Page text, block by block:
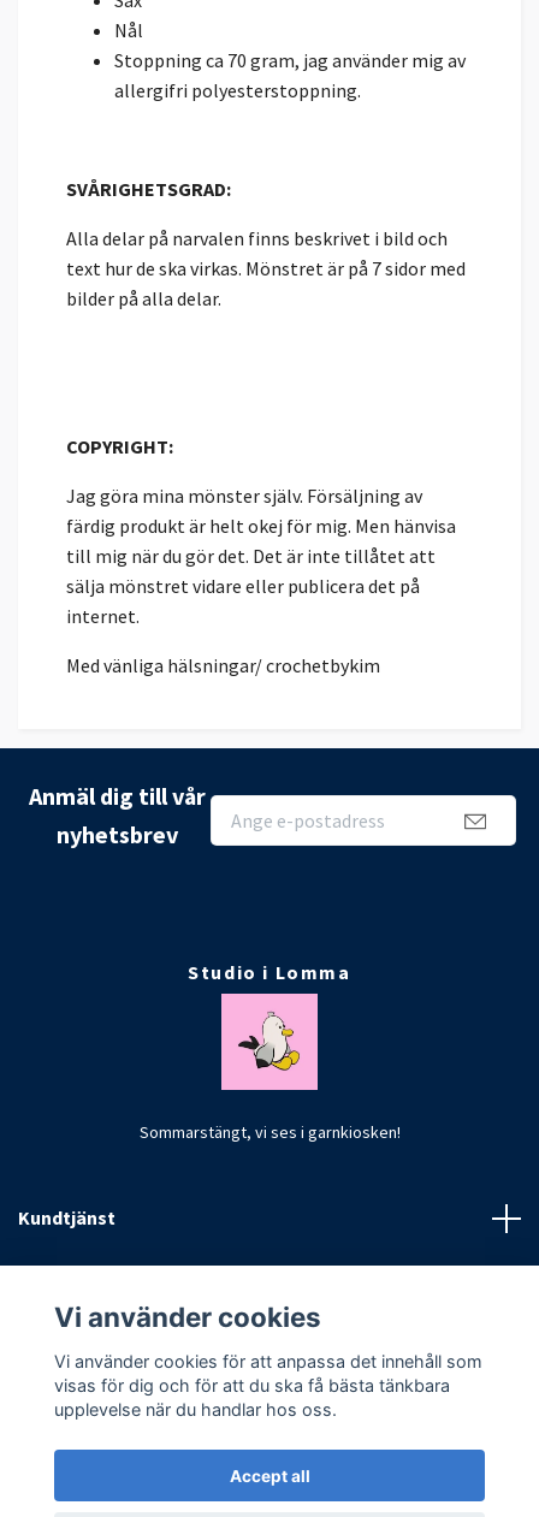
Nål
Stoppning ca 70 gram, jag använder mig av
allergifri polyesterstoppning.
SVÅRIGHETSGRAD:
Alla delar på narvalen finns beskrivet i bild och
text hur de ska virkas. Mönstret är på 7 sidor med
bilder på alla delar.
COPYRIGHT:
Jag göra mina mönster själv. Försäljning av
färdig produkt är helt okej för mig. Men hänvisa
till mig när du gör det. Det är inte tillåtet att
sälja mönstret vidare eller publicera det på
internet.
Med vänliga hälsningar/ crochetbykim
Anmäl dig till vår
nyhetsbrev
Studio i Lomma
Sommarstängt, vi ses i garnkiosken!
Kundtjänst
Vi använder cookies
Vi använder cookies för att anpassa det innehåll som
visas för dig och för att du ska få bästa tänkbara
upplevelse när du handlar hos oss.
Accept all